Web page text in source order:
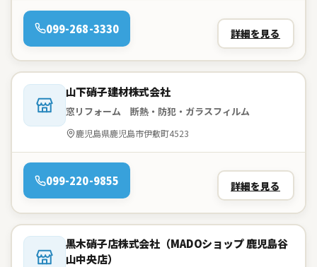
電話：
099-268-3330 詳細を見る
会社名：
山下硝子建材株式会社
窓リフォーム 断熱・防犯・ガラスフィルム
住所：
鹿児島県鹿児島市伊敷町4523
電話：
099-220-9855 詳細を見る
会社名：
黒木硝子店株式会社（MADOショップ 鹿児島谷
山中央店）